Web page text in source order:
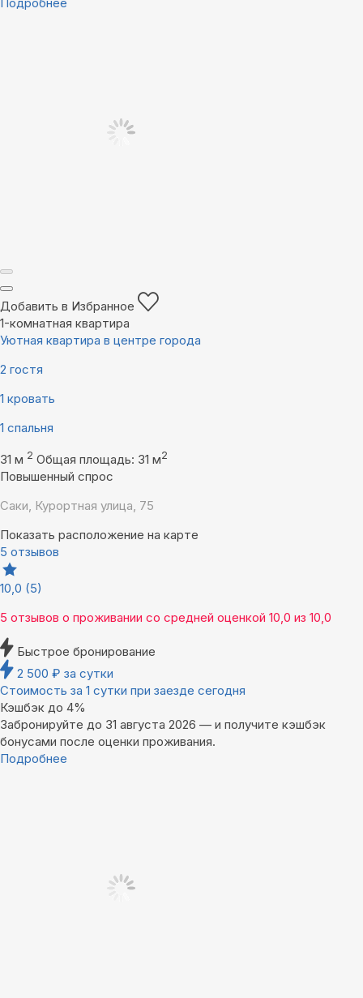
Добавить в Избранное
1-комнатная квартира
Уютная квартира в центре города
2 гостя
1 кровать
1 спальня
31 м 2 Общая площадь: 31 м2
Повышенный спрос
Саки, Курортная улица, 75
Показать расположение на карте
5 отзывов
10,0 (5)
5 отзывов о проживании со средней оценкой 10,0 из 10,0
Быстрое бронирование
2 500 ₽ за сутки
Стоимость за 1 сутки при заезде сегодня
Кэшбэк до 4%
Забронируйте до 31 августа 2026 — и получите кэшбэк
бонусами после оценки проживания.
Подробнее